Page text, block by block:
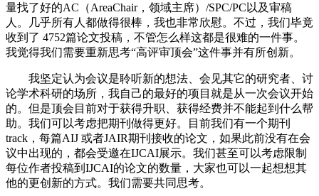
量找了好的AC（AreaChair，领域主席）/SPC/PC以及审稿
人。几乎所有人都做得很棒，我也非常欣慰。不过，我们毕竟
收到了 4752篇论文投稿，不管怎么样这都是很难的一件事。
我觉得我们需要重新思考“高评审顶会”这件事并有所创新。
我坚定认为会议是聆听新的想法、会见其它的研究者、讨
论学术科研的场所，我自己的最好的项目就是从一次会议开始
的。但是顶会目前对于获得升职、获得经费并不能起到什么帮
助。我们可以考虑把期刊做得更好。目前我们有一个期刊
track，每篇AIJ 或者JAIR期刊接收的论文，如果此前没有在会
议中出现的，都会受邀在IJCAI展示。我们甚至可以考虑限制
每位作者投稿到IJCAI的论文的数量，大家也可以一起想想其
他的更创新的方式。我们需要共同思考。